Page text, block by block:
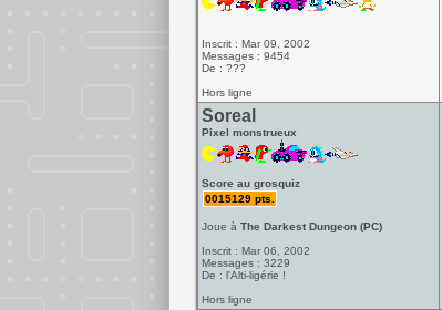
Inscrit : Mar 09, 2002
Messages : 9454
De : ???
Hors ligne
Soreal
Pixel monstrueux
Score au grosquiz
0015129 pts.
Joue à The Darkest Dungeon (PC)
Inscrit : Mar 06, 2002
Messages : 3229
De : l'Alti-ligérie !
Hors ligne